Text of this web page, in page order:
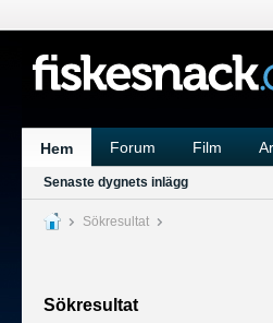
Hem Forum Film
Senaste dygnets inlägg
Sökresultat
Sökresultat